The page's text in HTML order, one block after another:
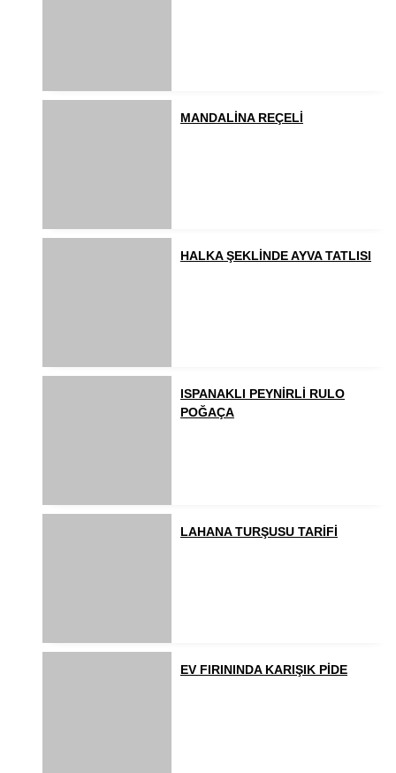
MANDALİNA REÇELİ
HALKA ŞEKLİNDE AYVA TATLISI
ISPANAKLI PEYNİRLİ RULO
POĞAÇA
LAHANA TURŞUSU TARİFİ
EV FIRININDA KARIŞIK PİDE